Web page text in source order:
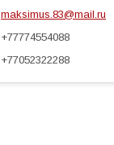
maksimus.83@mail.ru
+77774554088
+77052322288